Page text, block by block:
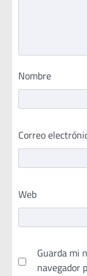
Nombre
Correo
Web
Guarda mi
navegador